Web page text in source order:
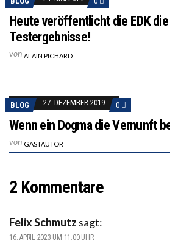
Heute veröffentlicht die EDK
Testergebnisse!
von ALAIN PICHARD
BLOG 27. DEZEMBER 2019 0
Wenn ein Dogma die Vernunft
von GASTAUTOR
2 Kommentare
Felix Schmutz sagt:
16. APRIL 2023 UM 11:00 UHR